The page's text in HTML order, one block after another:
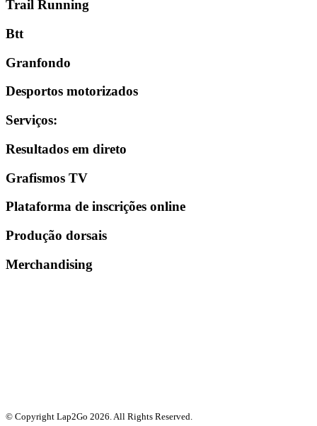
Trail Running
Btt
Granfondo
Desportos motorizados
Serviços:
Resultados em direto
Grafismos TV
Plataforma de inscrições online
Produção dorsais
Merchandising
© Copyright Lap2Go 2026. All Rights Reserved.